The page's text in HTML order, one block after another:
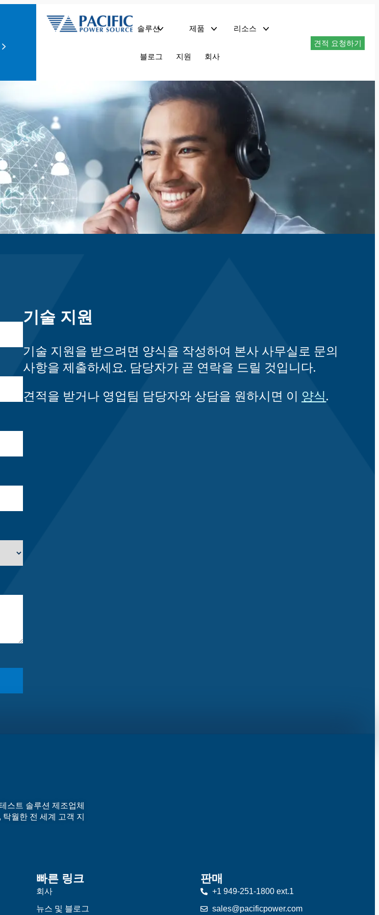
솔루션 제품 리소스
블로그 지원 회사
견적 요청하기
기술 지원
기술 지원을 받으려면 양식을 작성하여 본사 사무실로 문의
사항을 제출하세요. 담당자가 곧 연락을 드릴 것입니다.
견적을 받거나 영업팀 담당자와 상담을 원하시면 이 양식.
스트 솔루션 제조업체
월한 전 세계 고객 지
빠른 링크
회사
뉴스 및 블로그
판매
+1 949-251-1800 ext.1
sales@pacificpower.com